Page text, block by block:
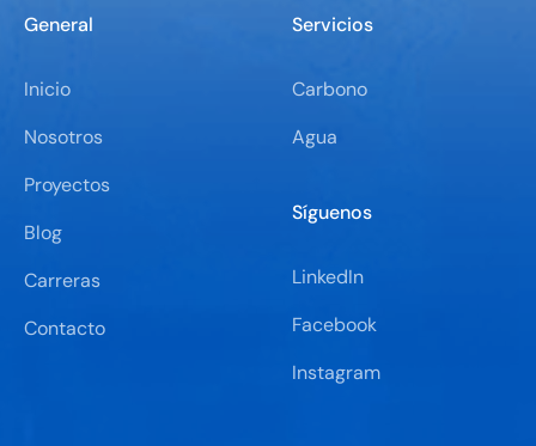
General
Inicio
Nosotros
Proyectos
Blog
Carreras
Contacto
Servicios
Carbono
Agua
Síguenos
LinkedIn
Facebook
Instagram